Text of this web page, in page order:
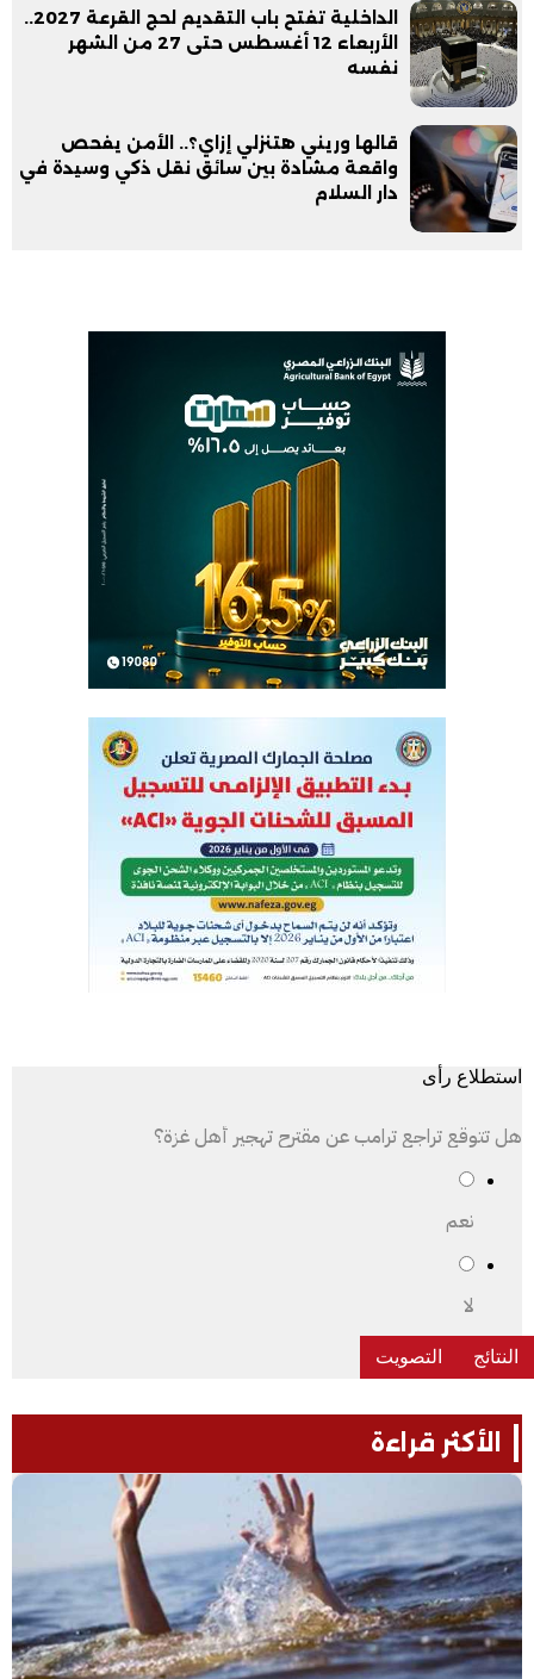
الداخلية تفتح باب التقديم لحج القرعة 2027..
الأربعاء 12 أغسطس حتى 27 من الشهر
نفسه
قالها وريني هتنزلي إزاي؟.. الأمن يفحص
واقعة مشادة بين سائق نقل ذكي وسيدة في
دار السلام
استطلاع رأى
هل تتوقع تراجع ترامب عن مقترح تهجير أهل غزة؟
نعم
لا
الأكثر قراءة